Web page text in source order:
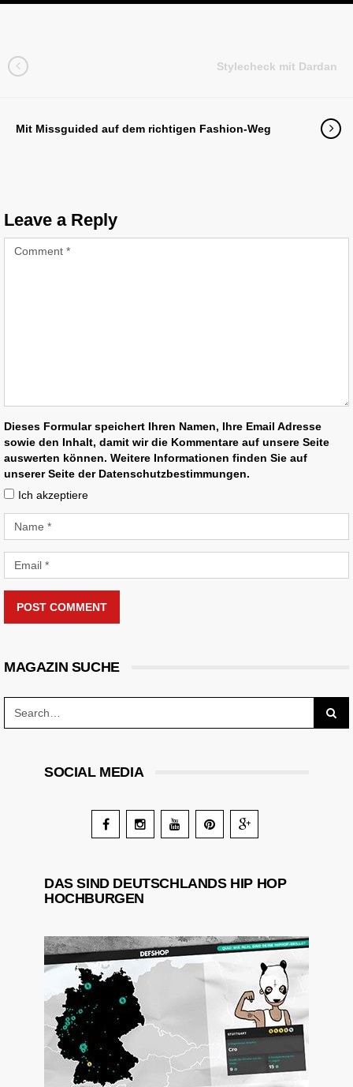
Stylecheck mit Dardan
Mit Missguided auf dem richtigen Fashion-Weg
Leave a Reply
Dieses Formular speichert Ihren Namen, Ihre Email Adresse
sowie den Inhalt, damit wir die Kommentare auf unsere Seite
auswerten können. Weitere Informationen finden Sie auf
unserer Seite der Datenschutzbestimmungen.
Ich akzeptiere
POST COMMENT
MAGAZIN SUCHE
SOCIAL MEDIA
DAS SIND DEUTSCHLANDS HIP HOP
HOCHBURGEN